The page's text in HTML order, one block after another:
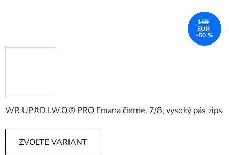
WR.UP®D.I.W.O.® PRO Emana čierne, 7/8, vysoký pás zips
ZVOĽTE VARIANT
159
EUR
–50 %